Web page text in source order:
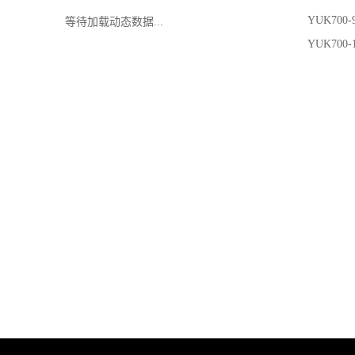
等待加载动态数据...
YUK700-
YUK700-